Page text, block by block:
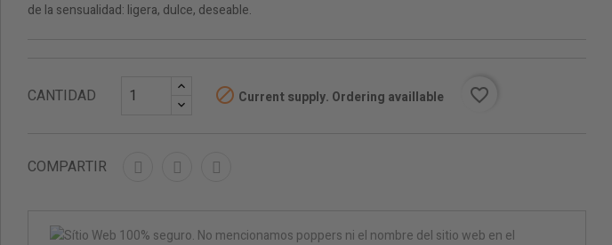
de la sensualidad: ligera, dulce, deseable.
CANTIDAD  Current supply. Ordering availlable favorite_border
COMPARTIR